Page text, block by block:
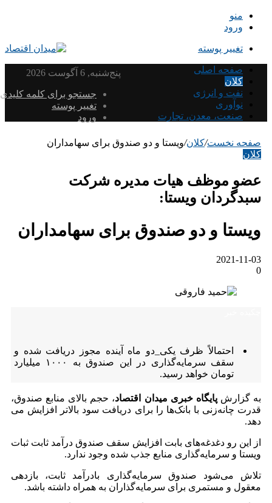
منو
ورود
تغییر پوسته
صفحه اصلی
کلان
نفت و انرژی
نوآوری
صنعت، معدن، تجارت
پنج‌شنبه, 6 آگوست 2026
جستجو برای کلمه کلیدی
تغییر پوسته
ورود
صفحه نخست/کلان/ویستا و دو صندوق برای سهامداران
کلان
عضو موظف هیات مدیره شرکت
سبدگردان ویستا:
ویستا و دو صندوق برای سهامداران
2021-11-03
0
احتمالاً ظرف یکی_دو ماه آینده مجوز دریافت شده و
سقف سرمایه‌گذاری در این صندوق به ۱۰۰۰ میلیارد
تومان خواهد رسید.
به گزارشپایگاه خبری میدان اقتصاد، حجم بالای منابع صندوق،
قدرت چانه‌زنی با بانک‌ها را برای دریافت سود بالاتر افزایش می
دهد.
از این رو دغدغه‌های بابت افزایش سقف صندوق درآمد ثابت ثبات
ویستا و سرمایه‌گذاری منابع جذب شده وجود ندارد.
تلاش می‌شود صندوق سرمایه‌گذاری بادرآمد ثابت، بازدهی
معقول و مستمری برای سرمایه‌گذاران به همراه داشته باشد.